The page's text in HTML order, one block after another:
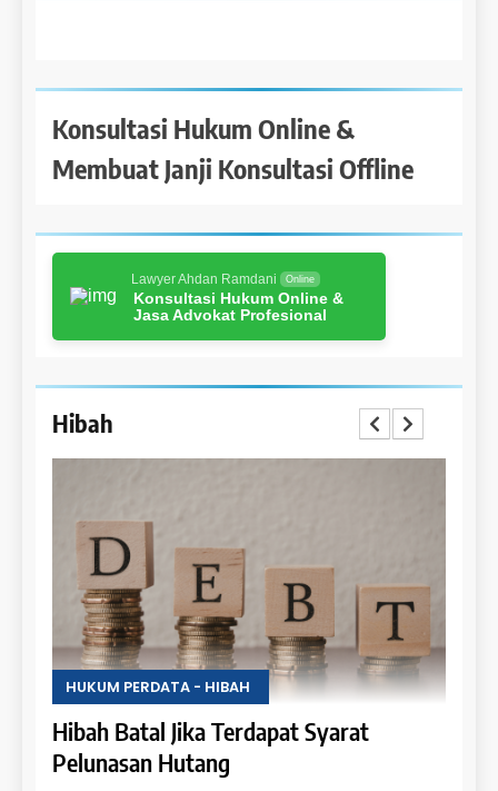
Konsultasi Hukum Online &
Membuat Janji Konsultasi Offline
Lawyer Ahdan Ramdani Online
Konsultasi Hukum Online &
Jasa Advokat Profesional
Hibah
HUKUM PERDATA - HIBAH
Hibah Batal Jika Terdapat Syarat
Pelunasan Hutang